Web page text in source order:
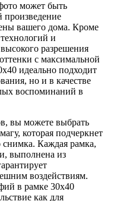
может быть
произведение
вашего дома. Кроме
и
разрешения
с максимальной
идеально подходит
но и в качестве
воспоминаний в
вы можете выбрать
которая подчеркнет
снимка. Каждая рамка,
выполнена из
воздействиям.
в рамке 30х40
как для